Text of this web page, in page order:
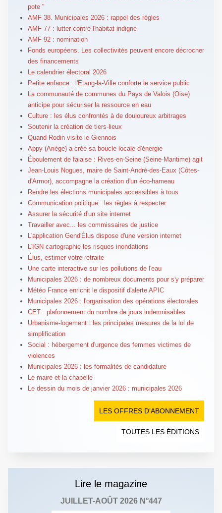
pote "
AMF 38. Municipales 2026 : rappel des règles
AMF 77 : lutter contre l'habitat indigne
AMF 92 : nomination
Fonds européens. Les collectivités peuvent encore décrocher
des financements
Le calendrier électoral 2026
Petite enfance : l'Étang-la-Ville conforte le service public
La communauté de communes du Pays de Valois (Oise)
anticipe pour sécuriser la ressource en eau
Culture : les élus confrontés à de douloureux arbitrages
Soutenir la création de tiers-lieux
Quand Rodin visite le Giennois
Appy (Ariège) a créé sa boucle locale d'énergie
Éboulement de falaise : Rives-en-Seine (Seine-Maritime) agit
Jean-Louis Nogues, maire de Saint-André-des-Eaux (Côtes-
d'Armor), accompagne la création d'un éco-hameau
Rendre les élections municipales accessibles à tous
Communication politique : les règles à respecter
Assurer la sécurité d'un site internet
Travailler avec... les commissaires de justice
L'application Gend'Élus dispose d'une version internet
L'IGN cartographie les risques inondations
Élus, estimer votre retraite
Une carte interactive sur les pollutions de l'eau
Municipales 2026 : de nombreux documents pour s'y préparer
Météo France enrichit le dispositif d'alerte APIC
Municipales 2026 : l'organisation des opérations électorales
CET : plafonnement du nombre de jours indemnisables
Urbanisme-logement : les principales mesures de la loi de
simplification
Social : hébergement d'urgence des femmes victimes de
violences
Municipales 2026 : les formalités de candidature
Le maire et la chapelle
Le dessin du mois de janvier 2026 : municipales 2026
LES OFFRES D’ABONNEMENT
TOUTES LES ÉDITIONS
Lire le magazine
JUILLET-AOÛT 2026 N°447